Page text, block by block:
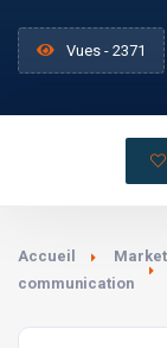
Vues - 2371
Accueil
communication